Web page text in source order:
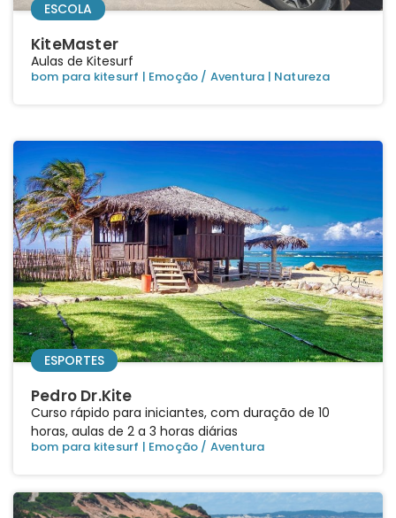
ESCOLA
KiteMaster
Aulas de Kitesurf
bom para kitesurf | Emoção / Aventura | Natureza
ESPORTES
Pedro Dr.Kite
Curso rápido para iniciantes, com duração de 10
horas, aulas de 2 a 3 horas diárias
bom para kitesurf | Emoção / Aventura